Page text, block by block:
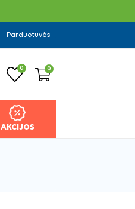
Parduotuvės
0 0
AKCIJOS